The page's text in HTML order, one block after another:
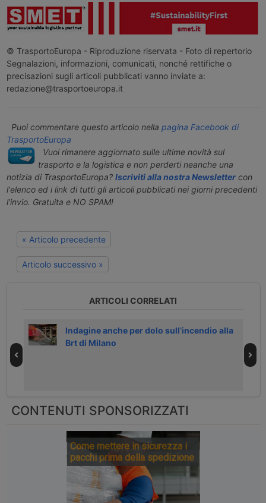
© TrasportoEuropa - Riproduzione riservata - Foto di repertorio
Segnalazioni, informazioni, comunicati, nonché rettifiche o
precisazioni sugli articoli pubblicati vanno inviate a:
redazione@trasportoeuropa.it
Puoi commentare questo articolo nella pagina Facebook di
TrasportoEuropa
Vuoi rimanere aggiornato sulle ultime novità sul
trasporto e la logistica e non perderti neanche una
notizia di TrasportoEuropa? Iscriviti alla nostra Newslettercon
l'elenco ed i link di tutti gli articoli pubblicati nei giorni precedenti
l'invio. Gratuita e NO SPAM!
« Articolo precedente
Articolo successivo »
ARTICOLI CORRELATI
Indagine anche per dolo sull’incendio alla
Brt di Milano
CONTENUTI SPONSORIZZATI
Come mettere in sicurezza i
pacchi prima della spedizione